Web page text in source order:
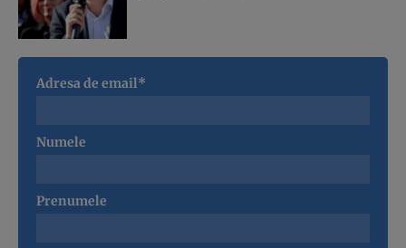
Adresa de email*
Numele
Prenumele